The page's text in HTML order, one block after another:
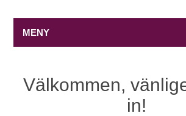
MENY
Välkommen,
in!